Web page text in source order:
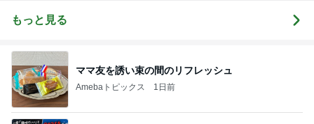
もっと見る
ママ友を誘い束の間のリフレッシュ
Amebaトピックス 1日前